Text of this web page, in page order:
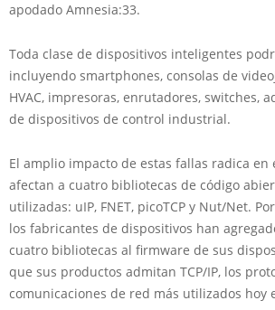
apodado Amnesia:33.
Toda clase de dispositivos inteligentes
incluyendo smartphones, consolas de
HVAC, impresoras, enrutadores, switches,
de dispositivos de control industrial.
El amplio impacto de estas fallas radica en
afectan a cuatro bibliotecas de código
utilizadas: uIP, FNET, picoTCP y Nut/Net.
los fabricantes de dispositivos han
cuatro bibliotecas al firmware de sus
que sus productos admitan TCP/IP, los
comunicaciones de red más utilizados hoy